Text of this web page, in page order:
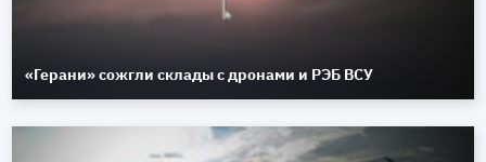
«Герани» сожгли склады с дронами и РЭБ ВСУ